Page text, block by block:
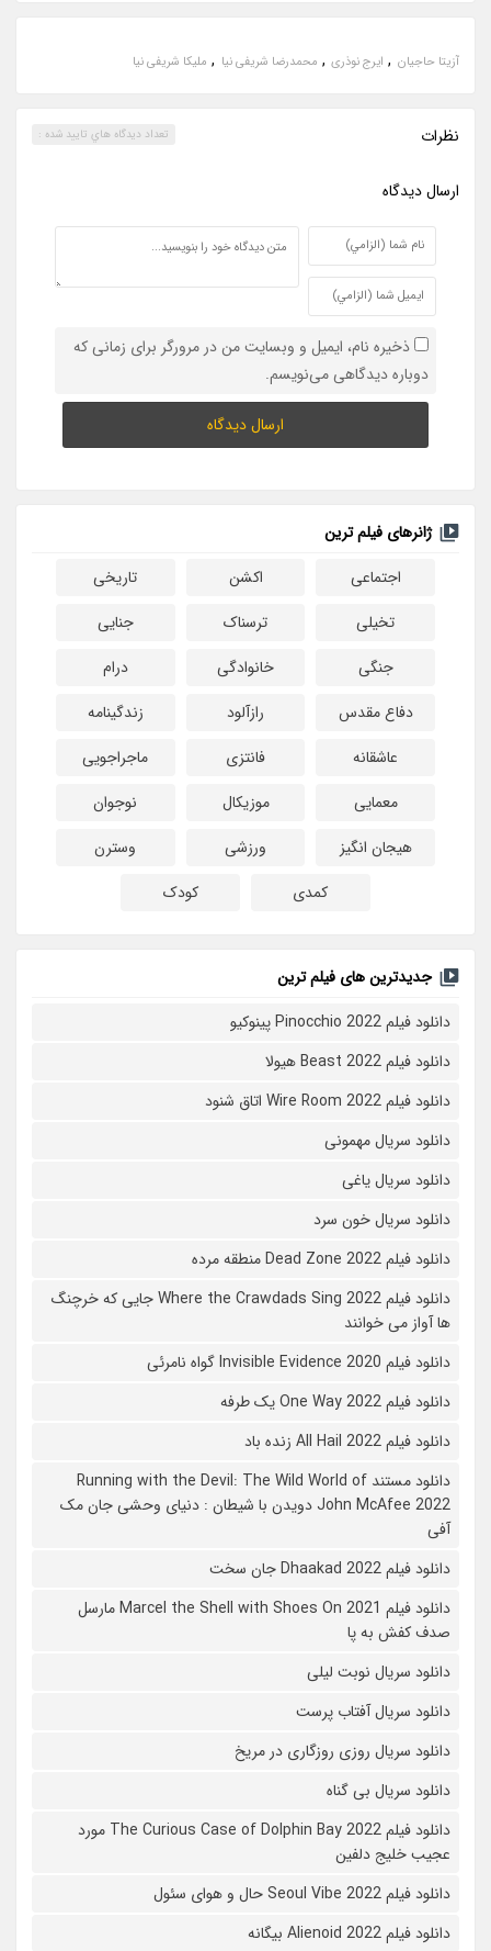
آزیتا حاجیان , ایرج نوذری , محمدرضا شریفی نیا , ملیکا شریفی نیا
نظرات تعداد ديدگاه هاي تاييد شده :
ارسال ديدگاه
ذخیره نام، ایمیل و وبسایت من در مرورگر برای زمانی که
دوباره دیدگاهی می‌نویسم.
ژانرهای فیلم ترین
اجتماعی
اکشن
تاریخی
تخیلی
ترسناک
جنایی
جنگی
خانوادگی
درام
دفاع مقدس
رازآلود
زندگینامه
عاشقانه
فانتزی
ماجراجویی
معمایی
موزیکال
نوجوان
هیجان انگیز
ورزشی
وسترن
کمدی
کودک
جدیدترین های فیلم ترین
دانلود فیلم Pinocchio 2022 پینوکیو
دانلود فیلم Beast 2022 هیولا
دانلود فیلم Wire Room 2022 اتاق شنود
دانلود سریال مهمونی
دانلود سریال یاغی
دانلود سریال خون سرد
دانلود فیلم 2022 Dead Zone منطقه مرده
دانلود فیلم Where the Crawdads Sing 2022 جایی که خرچنگ
ها آواز می خوانند
دانلود فیلم 2020 Invisible Evidence گواه نامرئی
دانلود فیلم One Way 2022 یک طرفه
دانلود فیلم All Hail 2022 زنده باد
دانلود مستند Running with the Devil: The Wild World of
John McAfee 2022 دویدن با شیطان : دنیای وحشی جان مک
آفی
دانلود فیلم Dhaakad 2022 جان سخت
دانلود فیلم Marcel the Shell with Shoes On 2021 مارسل
صدف کفش به پا
دانلود سریال نوبت لیلی
دانلود سریال آفتاب پرست
دانلود سریال روزی روزگاری در مریخ
دانلود سریال بی گناه
دانلود فیلم The Curious Case of Dolphin Bay 2022 مورد
عجیب خلیج دلفین
دانلود فیلم Seoul Vibe 2022 حال و هوای سئول
دانلود فیلم Alienoid 2022 بیگانه